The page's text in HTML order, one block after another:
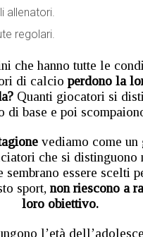
allenatori.
regolari.
che hanno tutte le
di calcio perdono la
Quanti giocatori si
base e poi
vediamo come un
che si distinguono
sembrano essere scelti
sport, non riescono a
loro obiettivo.
l’età